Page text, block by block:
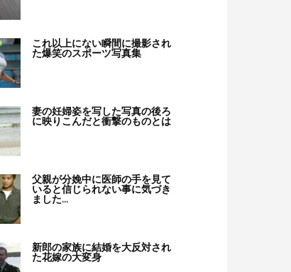
これ以上にない瞬間に撮影され
た爆笑のスポーツ写真集
妻の妊婦姿を写した写真の後ろ
に映りこんだと衝撃のものとは
父親が分娩中に医師の手を見て
いると信じられない事に気づき
ました…
新郎の家族に結婚を大反対され
た花嫁の大変身